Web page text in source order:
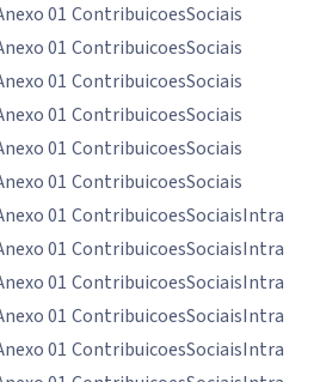
01 ContribuicoesSociais
01 ContribuicoesSociais
01 ContribuicoesSociais
01 ContribuicoesSociais
01 ContribuicoesSociais
01 ContribuicoesSociais
01 ContribuicoesSociaisIntra
01 ContribuicoesSociaisIntra
01 ContribuicoesSociaisIntra
01 ContribuicoesSociaisIntra
01 ContribuicoesSociaisIntra